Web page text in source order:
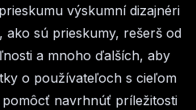
výskumní dizajnéri
ako sú prieskumy, rešerš od
a mnoho ďalších, aby
o používateľoch s cieľom
navrhnúť príležitosti